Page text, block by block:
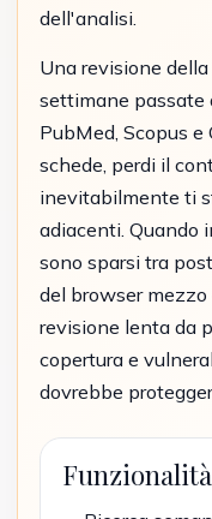
dell'analisi.
Una revisione
settimane passate
PubMed, Scopus e
schede, perdi il
inevitabilmente ti
adiacenti. Quando
sono sparsi tra
del browser
revisione lenta da
copertura e
dovrebbe